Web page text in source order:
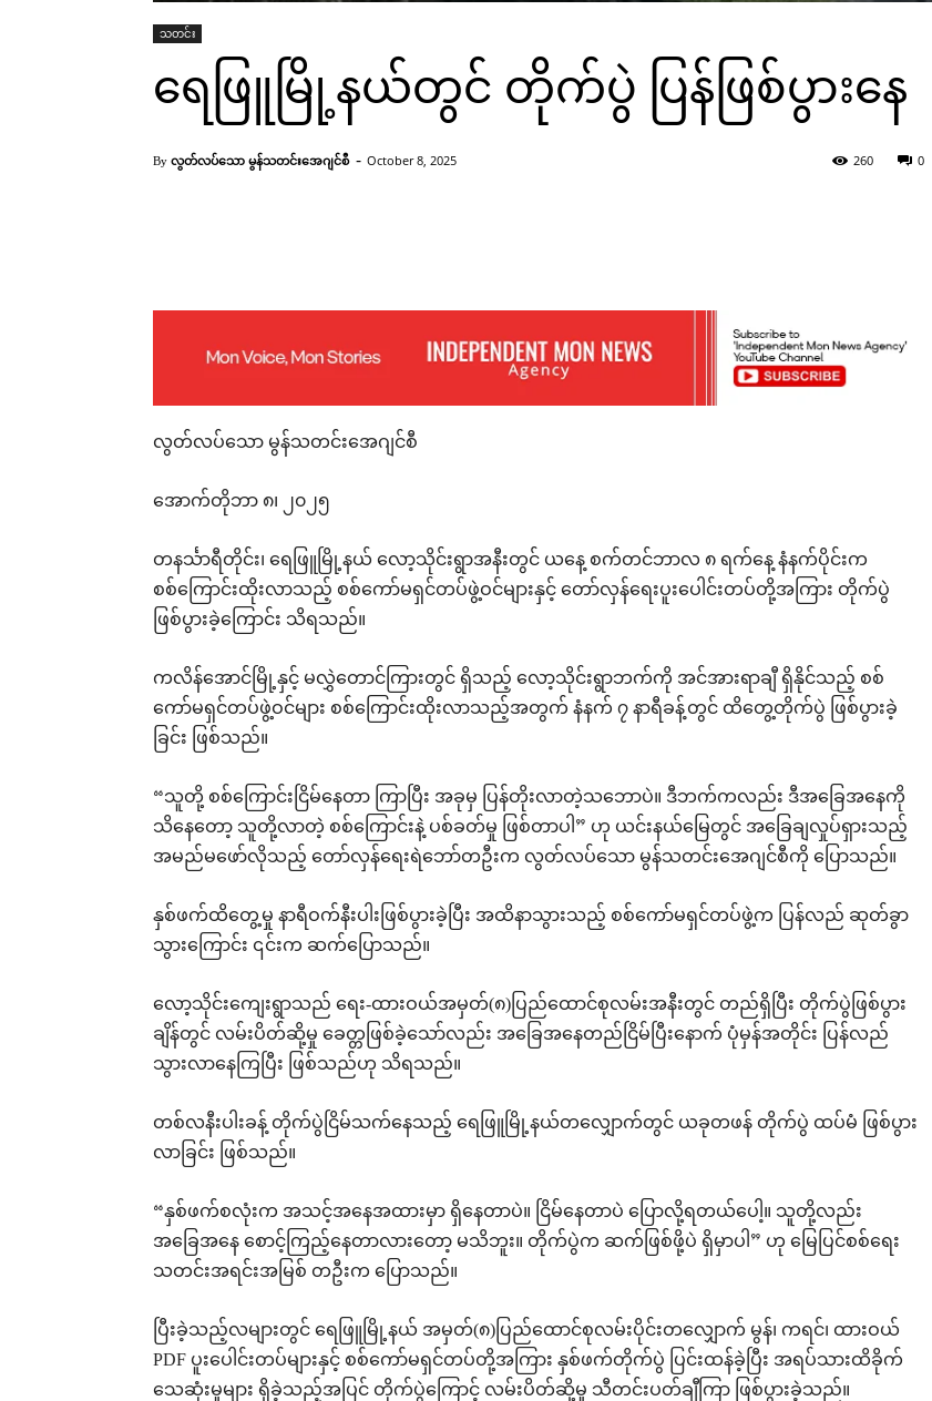
သတင်း
ရေဖြူမြို့နယ်တွင် တိုက်ပွဲ ပြန်ဖြစ်ပွားနေ
By လွတ်လပ်သော မွန်သတင်းအေဂျင်စီ - October 8, 2025 0
260
လွတ်လပ်သော မွန်သတင်းအေဂျင်စီ
အောက်တိုဘာ ၈၊ ၂၀၂၅
တနင်္သာရီတိုင်း၊ ရေဖြူမြို့နယ် လော့သိုင်းရွာအနီးတွင် ယနေ့ စက်တင်ဘာလ ၈ ရက်နေ့ နံနက်ပိုင်းက
စစ်ကြောင်းထိုးလာသည့် စစ်ကော်မရှင်တပ်ဖွဲ့ဝင်များနှင့် တော်လှန်ရေးပူးပေါင်းတပ်တို့အကြား တိုက်ပွဲ
ဖြစ်ပွားခဲ့ကြောင်း သိရသည်။
ကလိန်အောင်မြို့နှင့် မလွှဲတောင်ကြားတွင် ရှိသည့် လော့သိုင်းရွာဘက်ကို အင်အားရာချီ ရှိနိုင်သည့် စစ်
ကော်မရှင်တပ်ဖွဲ့ဝင်များ စစ်ကြောင်းထိုးလာသည့်အတွက် နံနက် ၇ နာရီခန့်တွင် ထိတွေ့တိုက်ပွဲ ဖြစ်ပွားခဲ့
ခြင်း ဖြစ်သည်။
“သူတို့ စစ်ကြောင်းငြိမ်နေတာ ကြာပြီး အခုမှ ပြန်တိုးလာတဲ့သဘောပဲ။ ဒီဘက်ကလည်း ဒီအခြေအနေကို
သိနေတော့ သူတို့လာတဲ့ စစ်ကြောင်းနဲ့ ပစ်ခတ်မှု ဖြစ်တာပါ” ဟု ယင်းနယ်မြေတွင် အခြေချလှုပ်ရှားသည့်
အမည်မဖော်လိုသည့် တော်လှန်ရေးရဲဘော်တဦးက လွတ်လပ်သော မွန်သတင်းအေဂျင်စီကို ပြောသည်။
နှစ်ဖက်ထိတွေ့မှု နာရီဝက်နီးပါးဖြစ်ပွားခဲ့ပြီး အထိနာသွားသည့် စစ်ကော်မရှင်တပ်ဖွဲ့က ပြန်လည် ဆုတ်ခွာ
သွားကြောင်း ၎င်းက ဆက်ပြောသည်။
လော့သိုင်းကျေးရွာသည် ရေး-ထားဝယ်အမှတ်(၈)ပြည်ထောင်စုလမ်းအနီးတွင် တည်ရှိပြီး တိုက်ပွဲဖြစ်ပွား
ချိန်တွင် လမ်းပိတ်ဆို့မှု ခေတ္တဖြစ်ခဲ့သော်လည်း အခြေအနေတည်ငြိမ်ပြီးနောက် ပုံမှန်အတိုင်း ပြန်လည်
သွားလာနေကြပြီး ဖြစ်သည်ဟု သိရသည်။
တစ်လနီးပါးခန့် တိုက်ပွဲငြိမ်သက်နေသည့် ရေဖြူမြို့နယ်တလျှောက်တွင် ယခုတဖန် တိုက်ပွဲ ထပ်မံ ဖြစ်ပွား
လာခြင်း ဖြစ်သည်။
“နှစ်ဖက်စလုံးက အသင့်အနေအထားမှာ ရှိနေတာပဲ။ ငြိမ်နေတာပဲ ပြောလို့ရတယ်ပေါ့။ သူတို့လည်း
အခြေအနေ စောင့်ကြည့်နေတာလားတော့ မသိဘူး။ တိုက်ပွဲက ဆက်ဖြစ်ဖို့ပဲ ရှိမှာပါ” ဟု မြေပြင်စစ်ရေး
သတင်းအရင်းအမြစ် တဦးက ပြောသည်။
ပြီးခဲ့သည့်လများတွင် ရေဖြူမြို့နယ် အမှတ်(၈)ပြည်ထောင်စုလမ်းပိုင်းတလျှောက် မွန်၊ ကရင်၊ ထားဝယ်
PDF ပူးပေါင်းတပ်များနှင့် စစ်ကော်မရှင်တပ်တို့အကြား နှစ်ဖက်တိုက်ပွဲ ပြင်းထန်ခဲ့ပြီး အရပ်သားထိခိုက်
သေဆုံးမှုများ ရှိခဲ့သည့်အပြင် တိုက်ပွဲကြောင့် လမ်းပိတ်ဆို့မှု သီတင်းပတ်ချီကြာ ဖြစ်ပွားခဲ့သည်။